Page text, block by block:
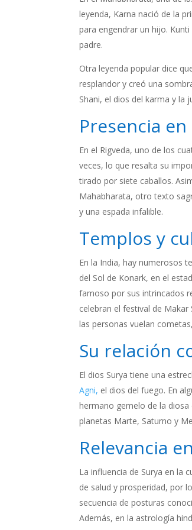
leyenda, Karna nació de la
para engendrar un hijo.
padre.
Otra leyenda popular dice
resplandor y creó una
Shani, el dios del karma y la
Presencia
En el Rigveda, uno de los
veces, lo que resalta su
tirado por siete caballos.
Mahabharata, otro texto
y una espada infalible.
Templos y
En la India, hay numerosos
del Sol de Konark, en el
famoso por sus intrincados
celebran el festival de
las personas vuelan
Su relación
El dios Surya tiene una
Agni, el dios del fuego. En
hermano gemelo de la diosa
planetas Marte, Saturno y
Relevancia
La influencia de Surya en la
de salud y prosperidad, por
secuencia de posturas
Además, en la astrología